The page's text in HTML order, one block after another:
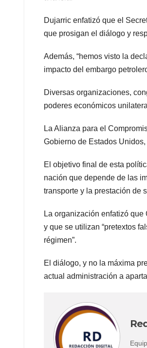
Dujarric enfatizó que el
que prosigan el diálogo y
Además, “hemos visto la
impacto del embargo
Diversas organizaciones,
poderes económicos
La Alianza para el
Gobierno de Estados
El objetivo final de esta
nación que depende de las
transporte y la prestación de
La organización enfatizó
y que se utilizan “pretextos
régimen”.
El diálogo, y no la máxima
actual administración a